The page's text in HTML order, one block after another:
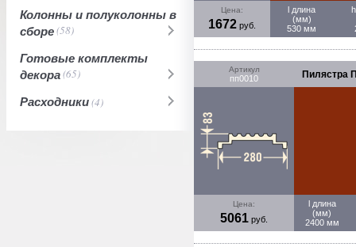
Колонны и полуколонны в
сборе(58)
Готовые комплекты
декора(65)
Расходники(4)
Цена:
1672 руб.
l длина
(мм)
530 мм
Артикул
пп0010 Пилястра
Цена:
5061 руб.
l длина
(мм)
2400 мм